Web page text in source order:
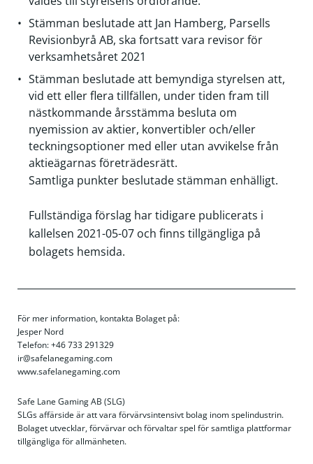
Stämman beslutade att Jan Hamberg, Parsells
Revisionbyrå AB, ska fortsatt vara revisor för
verksamhetsåret 2021
Stämman beslutade att bemyndiga styrelsen att,
vid ett eller flera tillfällen, under tiden fram till
nästkommande årsstämma besluta om
nyemission av aktier, konvertibler och/eller
teckningsoptioner med eller utan avvikelse från
aktieägarnas företrädesrätt.
Samtliga punkter beslutade stämman enhälligt.
Fullständiga förslag har tidigare publicerats i
kallelsen 2021-05-07 och finns tillgängliga på
bolagets hemsida.
För mer information, kontakta Bolaget på:
Jesper Nord
Telefon: +46 733 291329
ir@safelanegaming.com
www.safelanegaming.com
Safe Lane Gaming AB (SLG)
SLGs affärside är att vara förvärvsintensivt bolag inom spelindustrin.
Bolaget utvecklar, förvärvar och förvaltar spel för samtliga plattformar
tillgängliga för allmänheten.